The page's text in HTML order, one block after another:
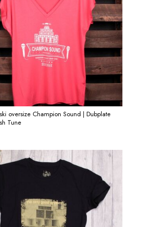
oversize Champion Sound | Dubplate
Tune